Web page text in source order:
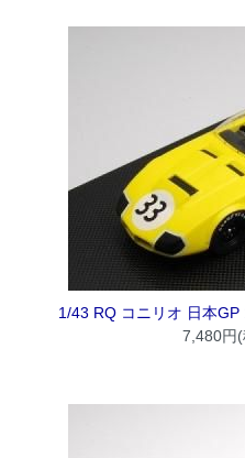
1/43 RQ コニリオ 日本GP
7,480円